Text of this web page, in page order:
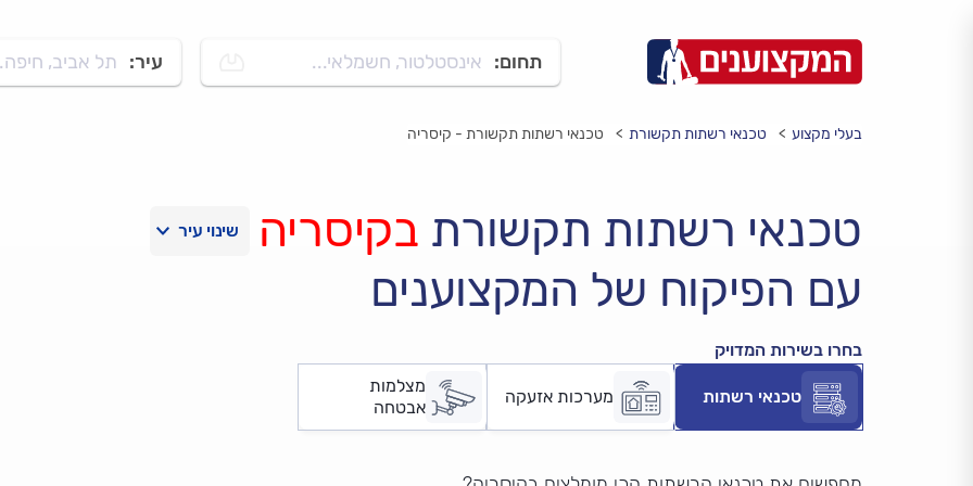
תחום: אינסטלטור, חשמלאי... עיר: תל אביב,
בעלי מקצוע טכנאי רשתות תקשורת טכנאי רשתות תקשורת - קיסריה
טכנאי רשתות תקשורת בקיסריה
עם הפיקוח של המקצוענים
בחרו בשירות המדויק
טכנאי רשתות מערכות אזעקה
מצלמות
אבטחה